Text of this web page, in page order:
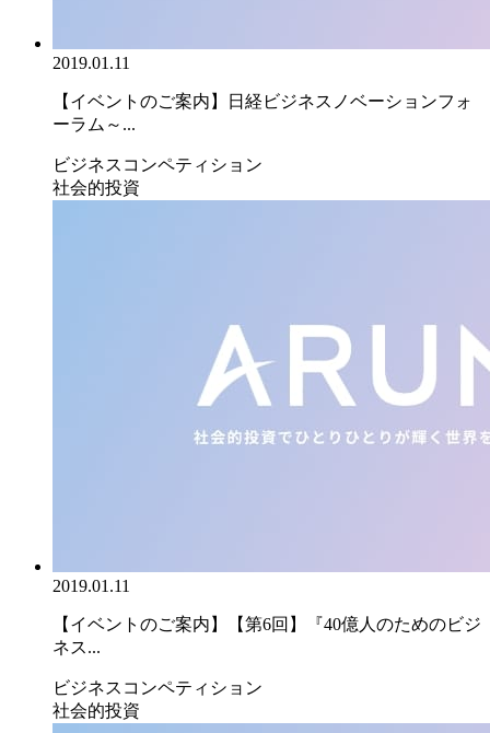
2019.01.11
【イベントのご案内】日経ビジネスノベーションフォ
ーラム～...
ビジネスコンペティション
社会的投資
2019.01.11
【イベントのご案内】【第6回】『40億人のためのビジ
ネス...
ビジネスコンペティション
社会的投資